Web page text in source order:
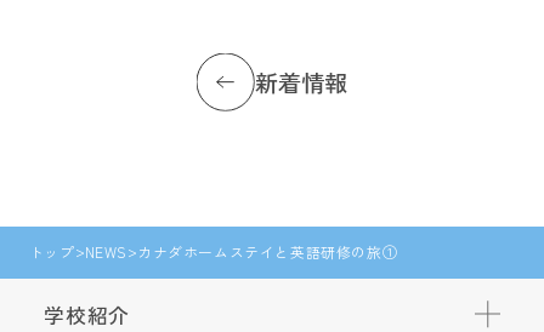
新着情報
トップ NEWS カナダホームステイと英語研修の旅①
学校紹介